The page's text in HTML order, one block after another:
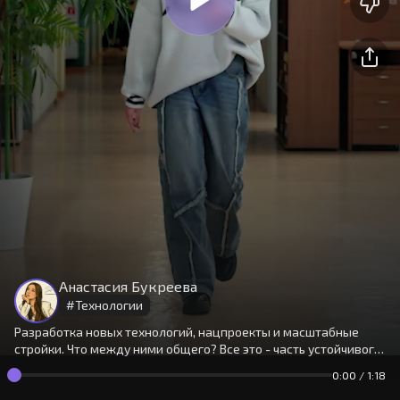
Анастасия Букреева
#Технологии
Разработка новых технологий, нацпроекты и масштабные
стройки. Что между ними общего? Все это - часть устойчивого
развития.
0:00 / 1:18
На сайте используются cookies.
Продолжая использовать сайт,
вы принимаетеусловия